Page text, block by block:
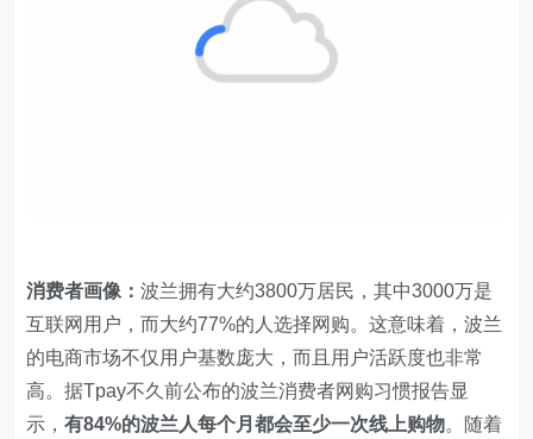
消费者画像：‌波兰拥有大约3800万居民，其中3000万是
互联网用户，而大约77%的人选择网购。这意味着，波兰
的电商市场不仅用户基数庞大，而且用户活跃度也非常
高。据Tpay不久前公布的波兰消费者网购习惯报告显
示，有84%的波兰人每个月都会至少一次线上购物。随着